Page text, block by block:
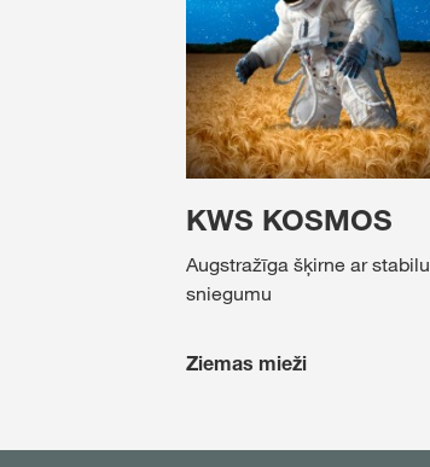
KWS KOSMOS
Augstražīga šķirne ar stabilu
sniegumu
Ziemas mieži